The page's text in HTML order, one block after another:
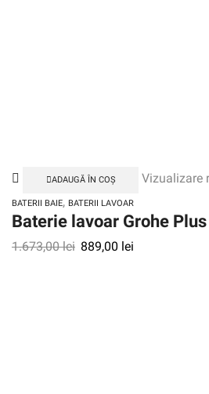
ADAUGĂ ÎN COȘ Vizualizare
BATERII BAIE, BATERII LAVOAR
Baterie lavoar Grohe
1.673,00lei 889,00 lei